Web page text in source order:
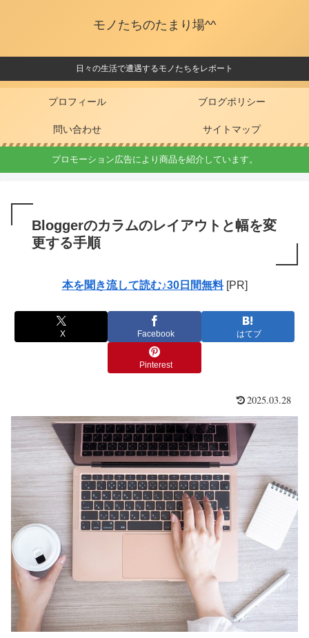
モノたちのたまり場^^
日々の生活で遭遇するモノたちをレポート
プロフィール ブログポリシー
問い合わせ サイトマップ
プロモーション広告により商品を紹介しています。
Bloggerのカラムのレイアウトと幅を変
更する手順
本を聞き流して読む♪30日間無料[PR]
X Facebook はてブ
Pinterest
2025.03.28